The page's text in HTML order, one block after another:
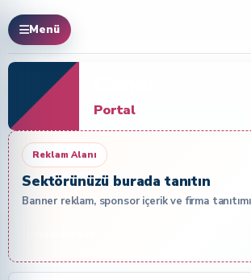
Menü
Portal
Reklam Alanı
Sektörünüzü burada tanıtın
Banner reklam, sponsor içerik ve firma